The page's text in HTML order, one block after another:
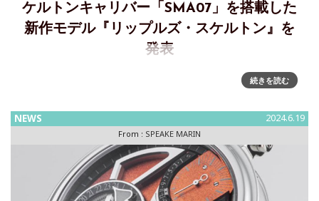
ケルトンキャリバー「SMA07」を搭載した
新作モデル『リップルズ・スケルトン』を
発表
スピークマリン2024年新作モデル『リップルズ・スケルト
ン』～ ブランド初の超薄型スケルトンキャリバー「SMA07」
トウォッチとして2022年に誕生した「リップルズ
続きを読む
NEWS 2024.6.19
From : SPEAKE MARIN